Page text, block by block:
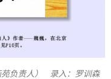
苑负责人） 录入：罗训森